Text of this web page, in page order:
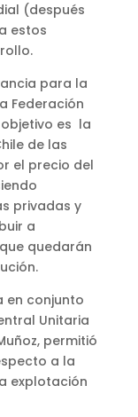
(después
estos
para la
Federación
es la
de las
el precio del
privadas y
a
quedarán
en conjunto
Unitaria
permitió
a la
explotación